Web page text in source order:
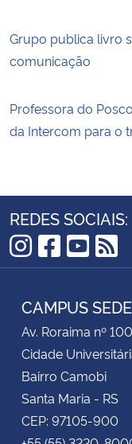
Grupo publica livro
comunicação
Professora do
da Intercom para o
REDES SOCIAIS:
Instagram
CAMPUS SEDE
Av. Roraima nº
Cidade
Bairro Camobi
Santa Maria - RS
CEP: 97105-900